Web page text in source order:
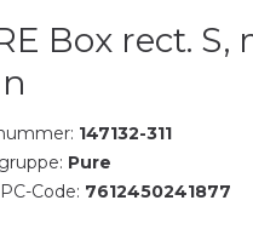
Box rect. S,
147132-311
Pure
Code: 7612450241877